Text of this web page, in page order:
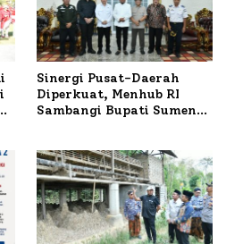
Sinergi Pusat-Daerah
Diperkuat, Menhub RI
Sambangi Bupati Sumenep